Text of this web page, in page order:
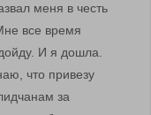
меня в честь
все время
И я дошла.
что привезу
за